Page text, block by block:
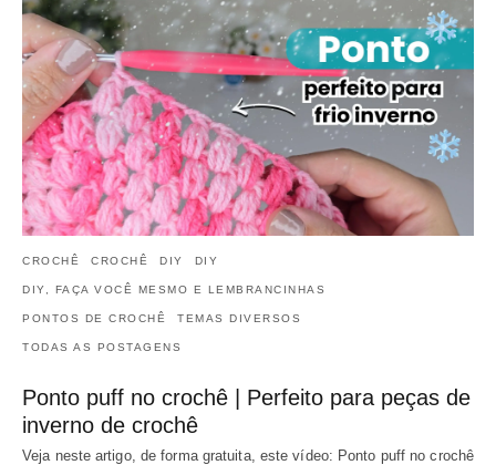
CROCHÊ CROCHÊ DIY DIY
DIY, FAÇA VOCÊ MESMO E LEMBRANCINHAS
PONTOS DE CROCHÊ TEMAS DIVERSOS
TODAS AS POSTAGENS
Ponto puff no crochê | Perfeito para peças de
inverno de crochê
Veja neste artigo, de forma gratuita, este vídeo: Ponto puff no crochê